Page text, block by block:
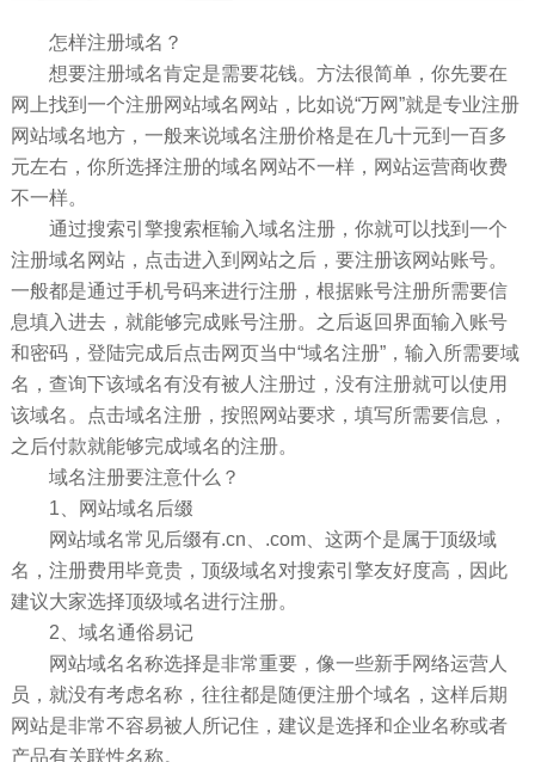
怎样注册域名？
想要注册域名肯定是需要花钱。方法很简单，你先要在
网上找到一个注册网站域名网站，比如说“万网”就是专业注册
网站域名地方，一般来说域名注册价格是在几十元到一百多
元左右，你所选择注册的域名网站不一样，网站运营商收费
不一样。
通过搜索引擎搜索框输入域名注册，你就可以找到一个
注册域名网站，点击进入到网站之后，要注册该网站账号。
一般都是通过手机号码来进行注册，根据账号注册所需要信
息填入进去，就能够完成账号注册。之后返回界面输入账号
和密码，登陆完成后点击网页当中“域名注册”，输入所需要域
名，查询下该域名有没有被人注册过，没有注册就可以使用
该域名。点击域名注册，按照网站要求，填写所需要信息，
之后付款就能够完成域名的注册。
域名注册要注意什么？
1、网站域名后缀
网站域名常见后缀有.cn、.com、这两个是属于顶级域
名，注册费用毕竟贵，顶级域名对搜索引擎友好度高，因此
建议大家选择顶级域名进行注册。
2、域名通俗易记
网站域名名称选择是非常重要，像一些新手网络运营人
员，就没有考虑名称，往往都是随便注册个域名，这样后期
网站是非常不容易被人所记住，建议是选择和企业名称或者
产品有关联性名称。